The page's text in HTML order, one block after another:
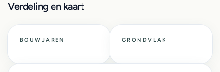
Verdeling en kaart
BOUWJAREN GRONDVLAK